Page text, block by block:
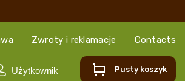
Zwroty i reklamacje Contacts
Pusty koszyk